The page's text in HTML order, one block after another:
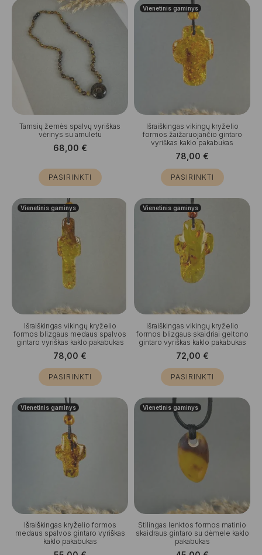
Tamsių žemės spalvų vyriškas
vėrinys su amuletu
68,00 €
PASIRINKTI
Vienetinis gaminys
Išraiškingas vikingų kryželio
formos žaižaruojančio gintaro
vyriškas kaklo pakabukas
78,00 €
PASIRINKTI
Vienetinis gaminys
Išraiškingas vikingų kryželio
formos blizgaus medaus spalvos
gintaro vyriškas kaklo pakabukas
78,00 €
PASIRINKTI
Vienetinis gaminys
Išraiškingas vikingų kryželio
formos blizgaus skaidriai geltono
gintaro vyriškas kaklo pakabukas
72,00 €
PASIRINKTI
Vienetinis gaminys
Išraiškingas kryželio formos
medaus spalvos gintaro vyriškas
kaklo pakabukas
Vienetinis gaminys
Stilingas lenktos formos matinio
skaidraus gintaro su dėmele kaklo
pakabukas